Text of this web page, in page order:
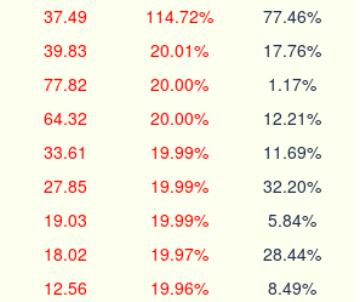
37.49 114.72% 77.46%
39.83 20.01% 17.76%
77.82 20.00% 1.17%
64.32 20.00% 12.21%
33.61 19.99% 11.69%
27.85 19.99% 32.20%
19.03 19.99% 5.84%
18.02 19.97% 28.44%
12.56 19.96% 8.49%